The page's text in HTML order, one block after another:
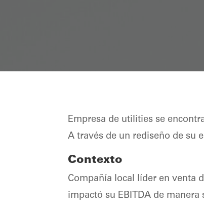
Empresa de utilities se
A través de un rediseño de su
Contexto
Compañía local líder en venta
impactó su EBITDA de